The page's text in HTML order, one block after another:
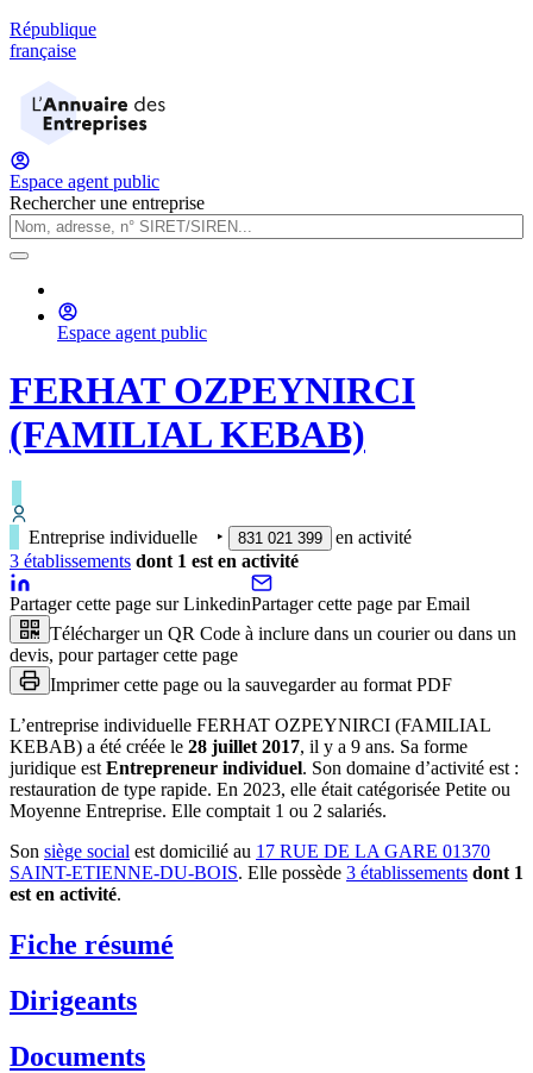
République
française
Espace agent public
Rechercher une entreprise
Espace agent public
FERHAT OZPEYNIRCI
(FAMILIAL KEBAB)
Entreprise individuelle ‣ 831 021 399
en activité
3 établissements dont 1 est en activité
Partager cette page sur LinkedinPartager cette page par Email
Télécharger un QR Code à inclure dans un courier ou dans un
devis, pour partager cette page
Imprimer cette page ou la sauvegarder au format PDF
L’entreprise individuelle FERHAT OZPEYNIRCI (FAMILIAL
KEBAB) a été créée le 28 juillet 2017, il y a 9 ans. Sa forme
juridique est Entrepreneur individuel. Son domaine d’activité est :
restauration de type rapide. En 2023, elle était catégorisée Petite ou
Moyenne Entreprise. Elle comptait 1 ou 2 salariés.
Son siège social est domicilié au 17 RUE DE LA GARE 01370
SAINT-ETIENNE-DU-BOIS. Elle possède 3 établissements dont 1
est en activité.
Fiche résumé
Dirigeants
Documents